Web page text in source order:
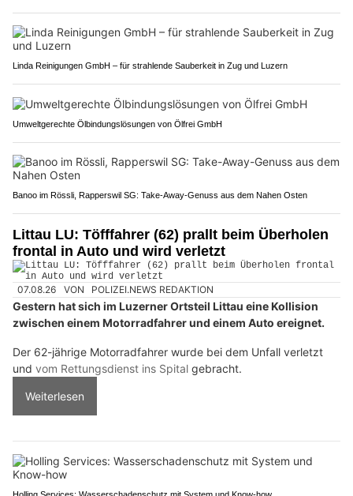
Linda Reinigungen GmbH – für strahlende Sauberkeit in Zug und Luzern
Umweltgerechte Ölbindungslösungen von Ölfrei GmbH
Banoo im Rössli, Rapperswil SG: Take-Away-Genuss aus dem Nahen Osten
Littau LU: Töfffahrer (62) prallt beim Überholen
frontal in Auto und wird verletzt
07.08.26 VON POLIZEI.NEWS REDAKTION
Gestern hat sich im Luzerner Ortsteil Littau eine Kollision
zwischen einem Motorradfahrer und einem Auto ereignet.
Der 62-jährige Motorradfahrer wurde bei dem Unfall verletzt
und vom Rettungsdienst ins Spital gebracht.
Weiterlesen